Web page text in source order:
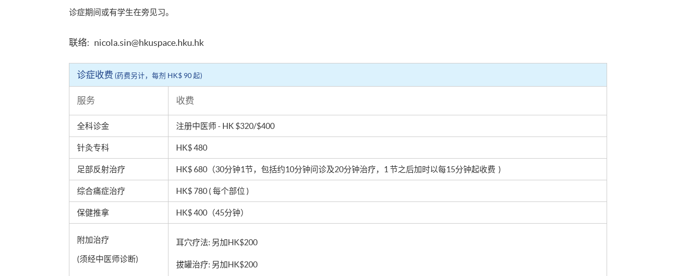
诊症期间或有学生在旁见习。
联络: nicola.sin@hkuspace.hku.hk
诊症收费 (药费另计，每剂 HK$ 90 起)
服务 收费
全科诊金 注册中医师 - HK $320/$400
针灸专科 HK$ 480
足部反射治疗 HK$ 680（30分钟1节，包括约10分钟问诊及20分钟治疗，1 节之后加时以每15分钟起收费 )
综合痛症治疗 HK$ 780 ( 每个部位 )
保健推拿 HK$ 400（45分钟）
附加治疗
(须经中医师诊断)
耳穴疗法: 另加HK$200
拔罐治疗: 另加HK$200